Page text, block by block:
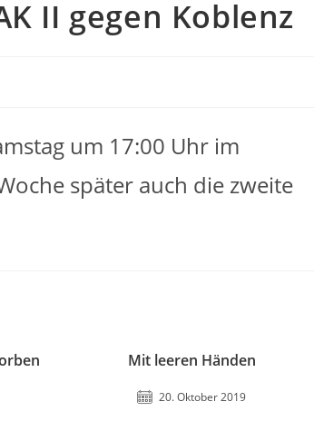
II gegen Koblenz
um 17:00 Uhr im
später auch die zweite
Mit leeren Händen
20. Oktober 2019